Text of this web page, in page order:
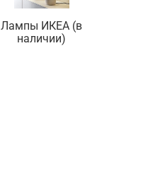
Лампы ИКЕА (в
наличии)